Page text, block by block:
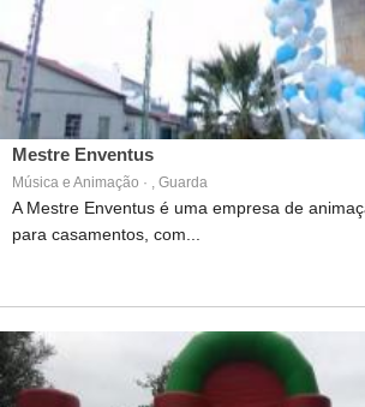
Mestre Enventus
Música e Animação · , Guarda
A Mestre Enventus é uma empresa de
para casamentos, com...